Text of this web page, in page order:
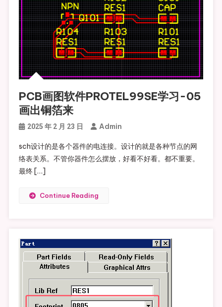
PCB画图软件PROTEL99SE学习-05
画出铜箔来
2025 年 2 月 23 日 Admin
sch设计的是各个器件的电连接。设计的就是各种节点的网
络表关系。不管你器件怎么摆放，好看不好看。都不重要。
最终 […]
Continue Reading